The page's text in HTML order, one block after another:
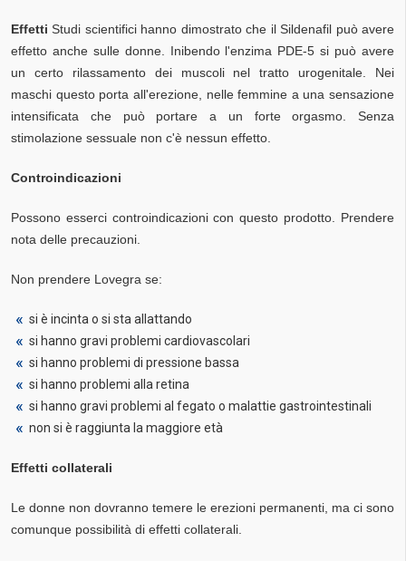
Effetti Studi scientifici hanno dimostrato che il Sildenafil può avere
effetto anche sulle donne. Inibendo l'enzima PDE-5 si può avere
un certo rilassamento dei muscoli nel tratto urogenitale. Nei
maschi questo porta all'erezione, nelle femmine a una sensazione
intensificata che può portare a un forte orgasmo. Senza
stimolazione sessuale non c'è nessun effetto.
Controindicazioni
Possono esserci controindicazioni con questo prodotto. Prendere
nota delle precauzioni.
Non prendere Lovegra se:
si è incinta o si sta allattando
si hanno gravi problemi cardiovascolari
si hanno problemi di pressione bassa
si hanno problemi alla retina
si hanno gravi problemi al fegato o malattie gastrointestinali
non si è raggiunta la maggiore età
Effetti collaterali
Le donne non dovranno temere le erezioni permanenti, ma ci sono
comunque possibilità di effetti collaterali.